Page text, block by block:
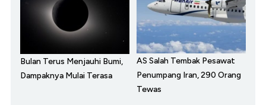
Bulan Terus Menjauhi Bumi,
Dampaknya Mulai Terasa
AS Salah Tembak Pesawat
Penumpang Iran, 290 Orang
Tewas